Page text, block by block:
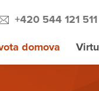
+420 544 121 511
domova